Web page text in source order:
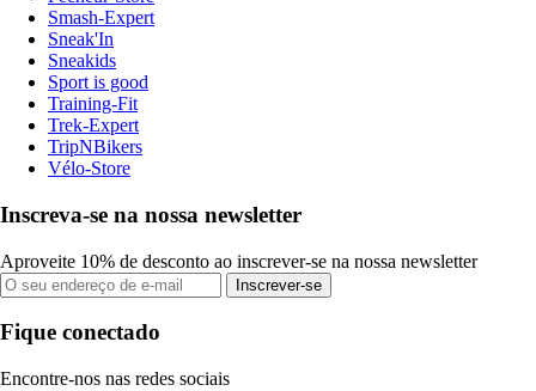
Smash-Expert
Sneak'In
Sneakids
Sport is good
Training-Fit
Trek-Expert
TripNBikers
Vélo-Store
Inscreva-se na nossa newsletter
Aproveite 10% de desconto ao inscrever-se na nossa newsletter
Inscrever-se
Fique conectado
Encontre-nos nas redes sociais